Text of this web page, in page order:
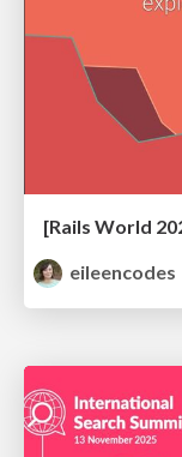
eileencodes